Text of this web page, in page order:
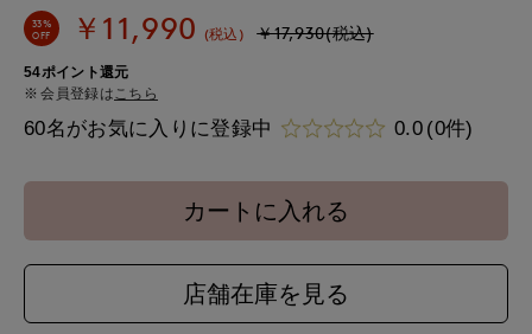
33%
OFF
￥11,990 (税込) ￥17,930(税込)
54ポイント還元
会員登録はこちら
60名がお気に入りに登録中 0.0 (0件)
カートに入れる
店舗在庫を見る